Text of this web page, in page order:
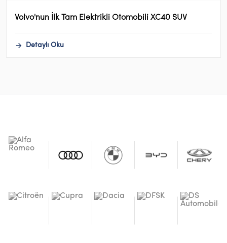
Volvo'nun İlk Tam Elektrikli Otomobili XC40 SUV
Detaylı Oku